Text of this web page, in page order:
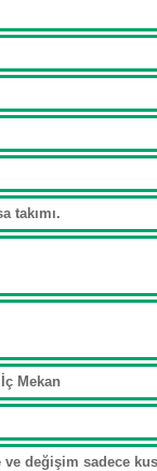
takımı.
İç Mekan
değişim sadece